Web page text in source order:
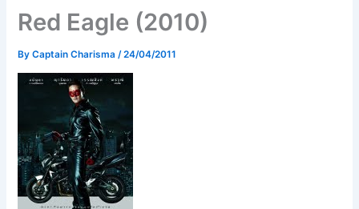
Red Eagle (2010)
ByCaptain Charisma /24/04/2011